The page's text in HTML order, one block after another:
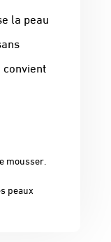
la peau
mousser.
peaux